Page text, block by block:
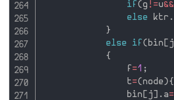
if (g !=u&&
else ktr .
}
else
if (bin [ j
{
                f
=1 ;
                t
=(node){
                bin
[ j] . a=